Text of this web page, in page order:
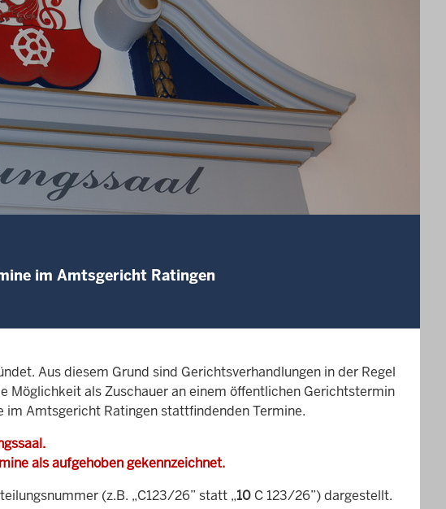
im Amtsgericht Ratingen
Aus diesem Grund sind Gerichtsverhandlungen in der Regel
Möglichkeit als Zuschauer an einem öffentlichen Gerichtstermin
Amtsgericht Ratingen stattfindenden Termine.
als aufgehoben gekennzeichnet.
(z.B. „C123/26” statt „10 C 123/26”) dargestellt.